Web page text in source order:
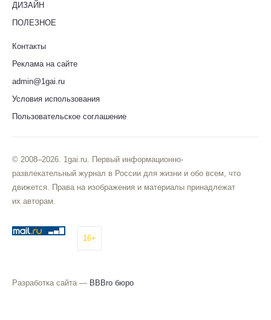
ДИЗАЙН
ПОЛЕЗНОЕ
Контакты
Реклама на сайте
admin@1gai.ru
Условия использования
Пользовательское соглашение
© 2008–2026. 1gai.ru. Первый информационно-
развлекательный журнал в России для жизни и обо всем, что
движется. Права на изображения и материалы принадлежат
их авторам.
16+
Разработка сайта — BBBro бюро